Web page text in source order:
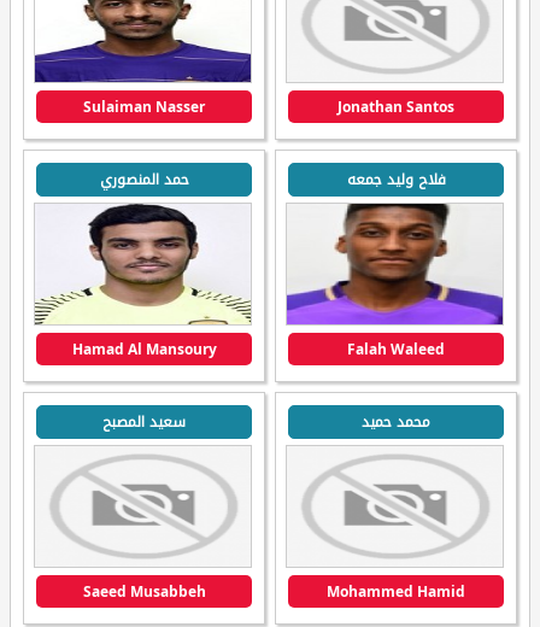
Jonathan Santos
Sulaiman Nasser
فلاح وليد جمعه
Falah Waleed
حمد المنصوري
Hamad Al Mansoury
محمد حميد
Mohammed Hamid
سعيد المصبح
Saeed Musabbeh